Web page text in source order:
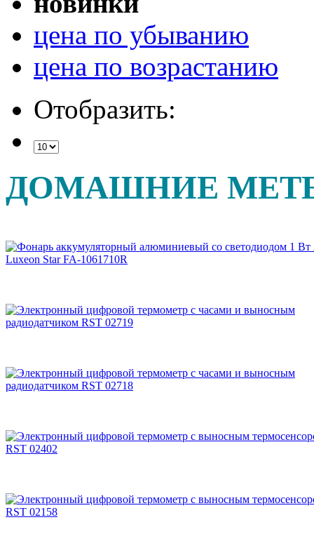
цена по убыванию
цена по возрастанию
Отобразить:
ДОМАШНИЕ